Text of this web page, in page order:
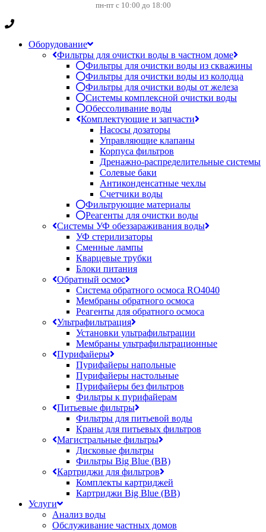
пн-пт с 10:00 до 18:00
Оборудование
Фильтры для очистки воды в частном доме
Фильтры для очистки воды из скважины
Фильтры для очистки воды из колодца
Фильтры для очистки воды от железа
Системы комплексной очистки воды
Обессоливание воды
Комплектующие и запчасти
Насосы дозаторы
Управляющие клапаны
Корпуса фильтров
Дренажно-распределительные системы
Солевые баки
Антиконденсатные чехлы
Счетчики воды
Фильтрующие материалы
Реагенты для очистки воды
Системы УФ обеззараживания воды
УФ стерилизаторы
Сменные лампы
Кварцевые трубки
Блоки питания
Обратный осмос
Система обратного осмоса RO4040
Мембраны обратного осмоса
Реагенты для обратного осмоса
Ультрафильтрация
Установки ультрафильтрации
Мембраны ультрафильтрационные
Пурифайеры
Пурифайеры напольные
Пурифайеры настольные
Пурифайеры без фильтров
Фильтры к пурифайерам
Питьевые фильтры
Фильтры для питьевой воды
Краны для питьевых фильтров
Магистральные фильтры
Дисковые фильтры
Фильтры Big Blue (BB)
Картриджи для фильтров
Комплекты картриджей
Картриджи Big Blue (BB)
Услуги
Анализ воды
Обслуживание частных домов